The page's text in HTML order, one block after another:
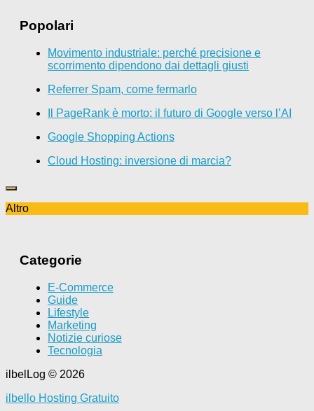
Popolari
Movimento industriale: perché precisione e
scorrimento dipendono dai dettagli giusti
Referrer Spam, come fermarlo
Il PageRank è morto: il futuro di Google verso l’AI
Google Shopping Actions
Cloud Hosting: inversione di marcia?
Altro
Categorie
E-Commerce
Guide
Lifestyle
Marketing
Notizie curiose
Tecnologia
ilbelLog © 2026
ilbello Hosting Gratuito